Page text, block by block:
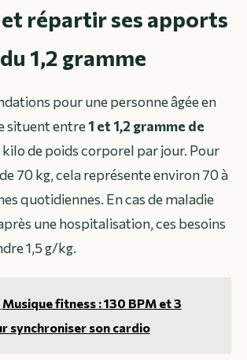
répartir ses apports
1,2 gramme
pour une personne âgée en
situent entre1 et 1,2 gramme de
de poids corporel par jour. Pour
70 kg, cela représente environ 70 à
quotidiennes. En cas de maladie
une hospitalisation, ces besoins
1,5 g/kg.
Musique fitness : 130 BPM et 3
synchroniser son cardio